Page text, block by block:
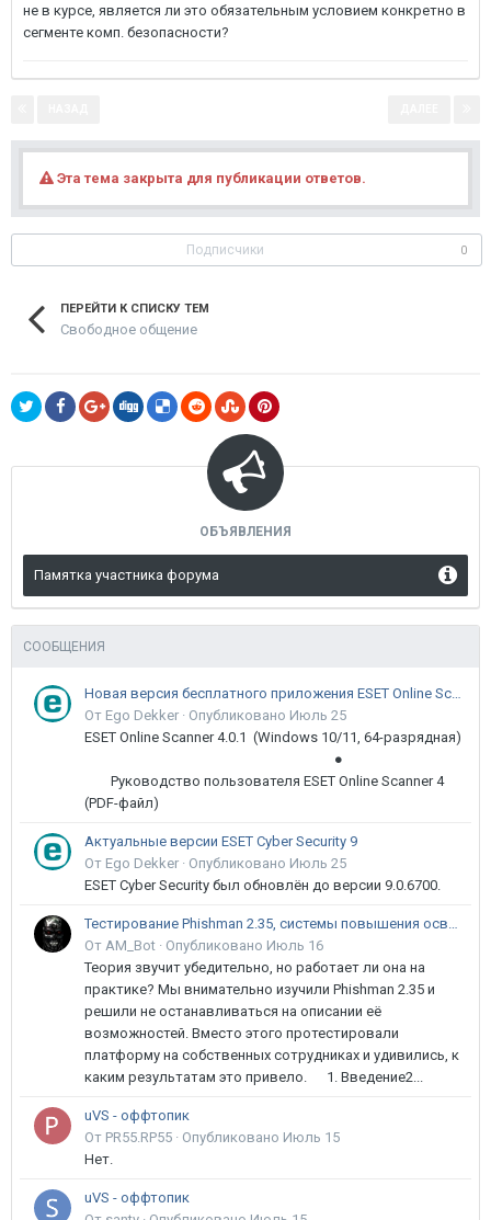
не в курсе, является ли это обязательным условием конкретно в
сегменте комп. безопасности?
Эта тема закрыта для публикации ответов.
Подписчики 0
ПЕРЕЙТИ К СПИСКУ ТЕМ
Свободное общение
ОБЪЯВЛЕНИЯ
Памятка участника форума
СООБЩЕНИЯ
Новая версия бесплатного приложения ESET Online Scanner доступна пользователям
От Ego Dekker · Опубликовано Июль 25
ESET Online Scanner 4.0.1 (Windows 10/11, 64-разрядная)
●
Руководство пользователя ESET Online Scanner 4
(PDF-файл)
Актуальные версии ESET Cyber Security 9
От Ego Dekker · Опубликовано Июль 25
ESET Cyber Security был обновлён до версии 9.0.6700.
Тестирование Phishman 2.35, системы повышения осведомлённости пользователей в сфере ИБ
От AM_Bot · Опубликовано Июль 16
Теория звучит убедительно, но работает ли она на
практике? Мы внимательно изучили Phishman 2.35 и
решили не останавливаться на описании её
возможностей. Вместо этого протестировали
платформу на собственных сотрудниках и удивились, к
каким результатам это привело. 1. Введение2...
uVS - оффтопик
От PR55.RP55 · Опубликовано Июль 15
Нет.
uVS - оффтопик